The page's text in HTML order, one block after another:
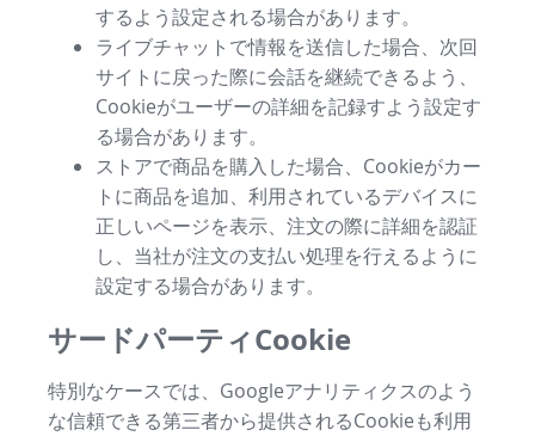
するよう設定される場合があります。
ライブチャットで情報を送信した場合、次回
サイトに戻った際に会話を継続できるよう、
Cookieがユーザーの詳細を記録すよう設定す
る場合があります。
ストアで商品を購入した場合、Cookieがカー
トに商品を追加、利用されているデバイスに
正しいページを表示、注文の際に詳細を認証
し、当社が注文の支払い処理を行えるように
設定する場合があります。
サードパーティCookie
特別なケースでは、Googleアナリティクスのよう
な信頼できる第三者から提供されるCookieも利用